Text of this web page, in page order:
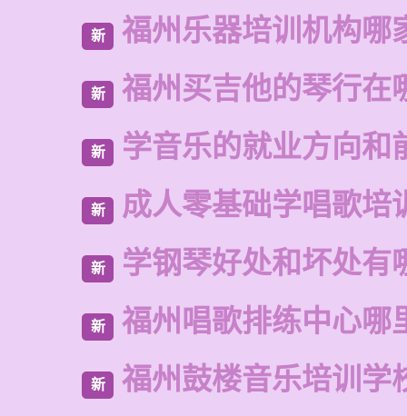
新 福州乐器培训机构哪
新 福州买吉他的琴行在
新 学音乐的就业方向和
新 成人零基础学唱歌培
新 学钢琴好处和坏处有
新 福州唱歌排练中心哪
新 福州鼓楼音乐培训学